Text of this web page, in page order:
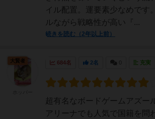
イル配置。運要素少なめです
ルながら戦略性が高い『...
続きを読む（2年以上前）
684名 2名 充実
超有名なボードゲームアズー
アリーナでも人気で国籍を問
大賢者